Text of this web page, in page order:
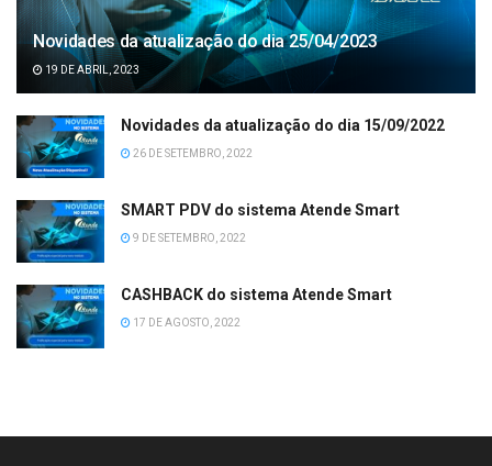
Novidades da atualização do dia 25/04/2023
19 DE ABRIL, 2023
Novidades da atualização do dia 15/09/2022
26 DE SETEMBRO, 2022
SMART PDV do sistema Atende Smart
9 DE SETEMBRO, 2022
CASHBACK do sistema Atende Smart
17 DE AGOSTO, 2022